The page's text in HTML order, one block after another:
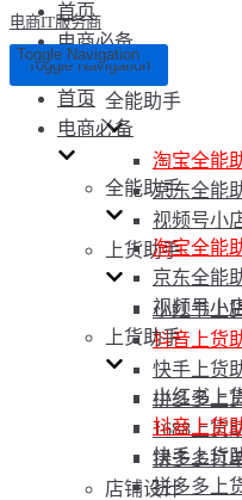
首页
电商必备
全能助手
淘宝全能
京东全能
视频号小
上货助手
小红书上
抖音上货
快手上货
拼多多上
1688上货
拼多多打
店铺设计
电商IT服务商
Toggle Navigation
Toggle Navigation
首页
电商必备
全能助手
淘宝全能
京东全能
视频号小
上货助手
小红书上
抖音上货
快手上货
拼多多上